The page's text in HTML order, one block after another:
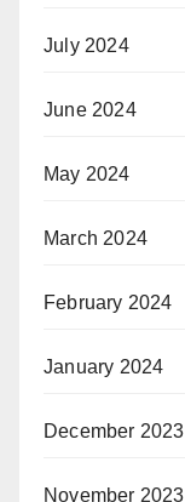
July 2024
June 2024
May 2024
March 2024
February 2024
January 2024
December 2023
November 2023